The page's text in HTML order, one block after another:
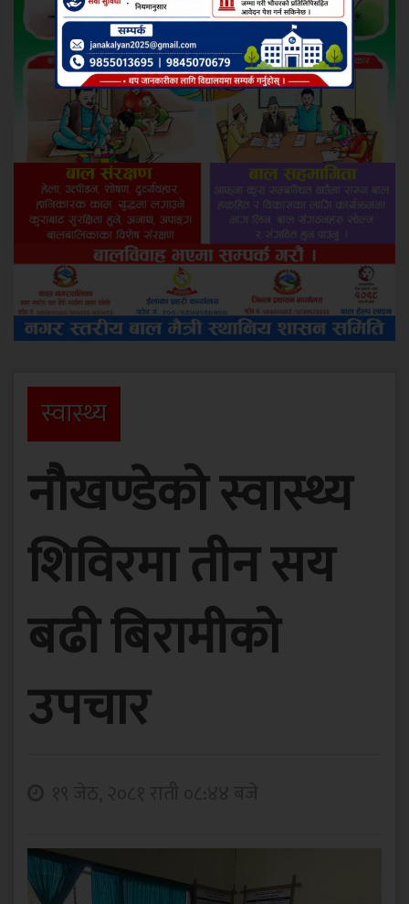
स्वास्थ्य
नौखण्डेको स्वास्थ्य
शिविरमा तीन सय
बढी बिरामीको
उपचार